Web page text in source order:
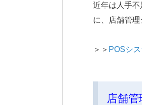
近年は人手
に、店舗管理
＞＞ POSシ
店舗